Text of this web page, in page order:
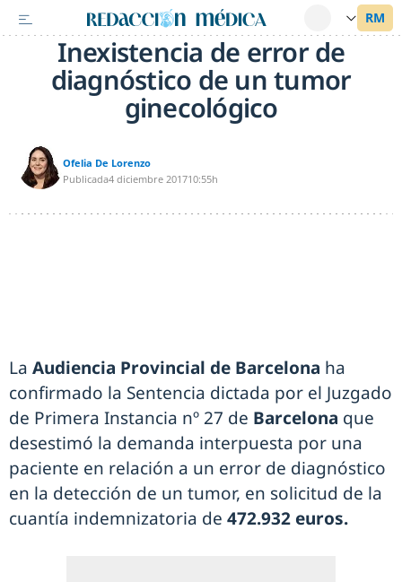
Inexistencia de error de
diagnóstico de un tumor
ginecológico
Ofelia De Lorenzo
Publicada4 diciembre 201710:55h
La Audiencia Provincial de Barcelona ha
confirmado la Sentencia dictada por el Juzgado
de Primera Instancia nº 27 de Barcelona que
desestimó la demanda interpuesta por una
paciente en relación a un error de diagnóstico
en la detección de un tumor, en solicitud de la
cuantía indemnizatoria de 472.932 euros.